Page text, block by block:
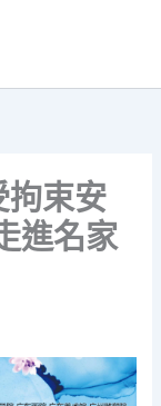
拘束安
進名家